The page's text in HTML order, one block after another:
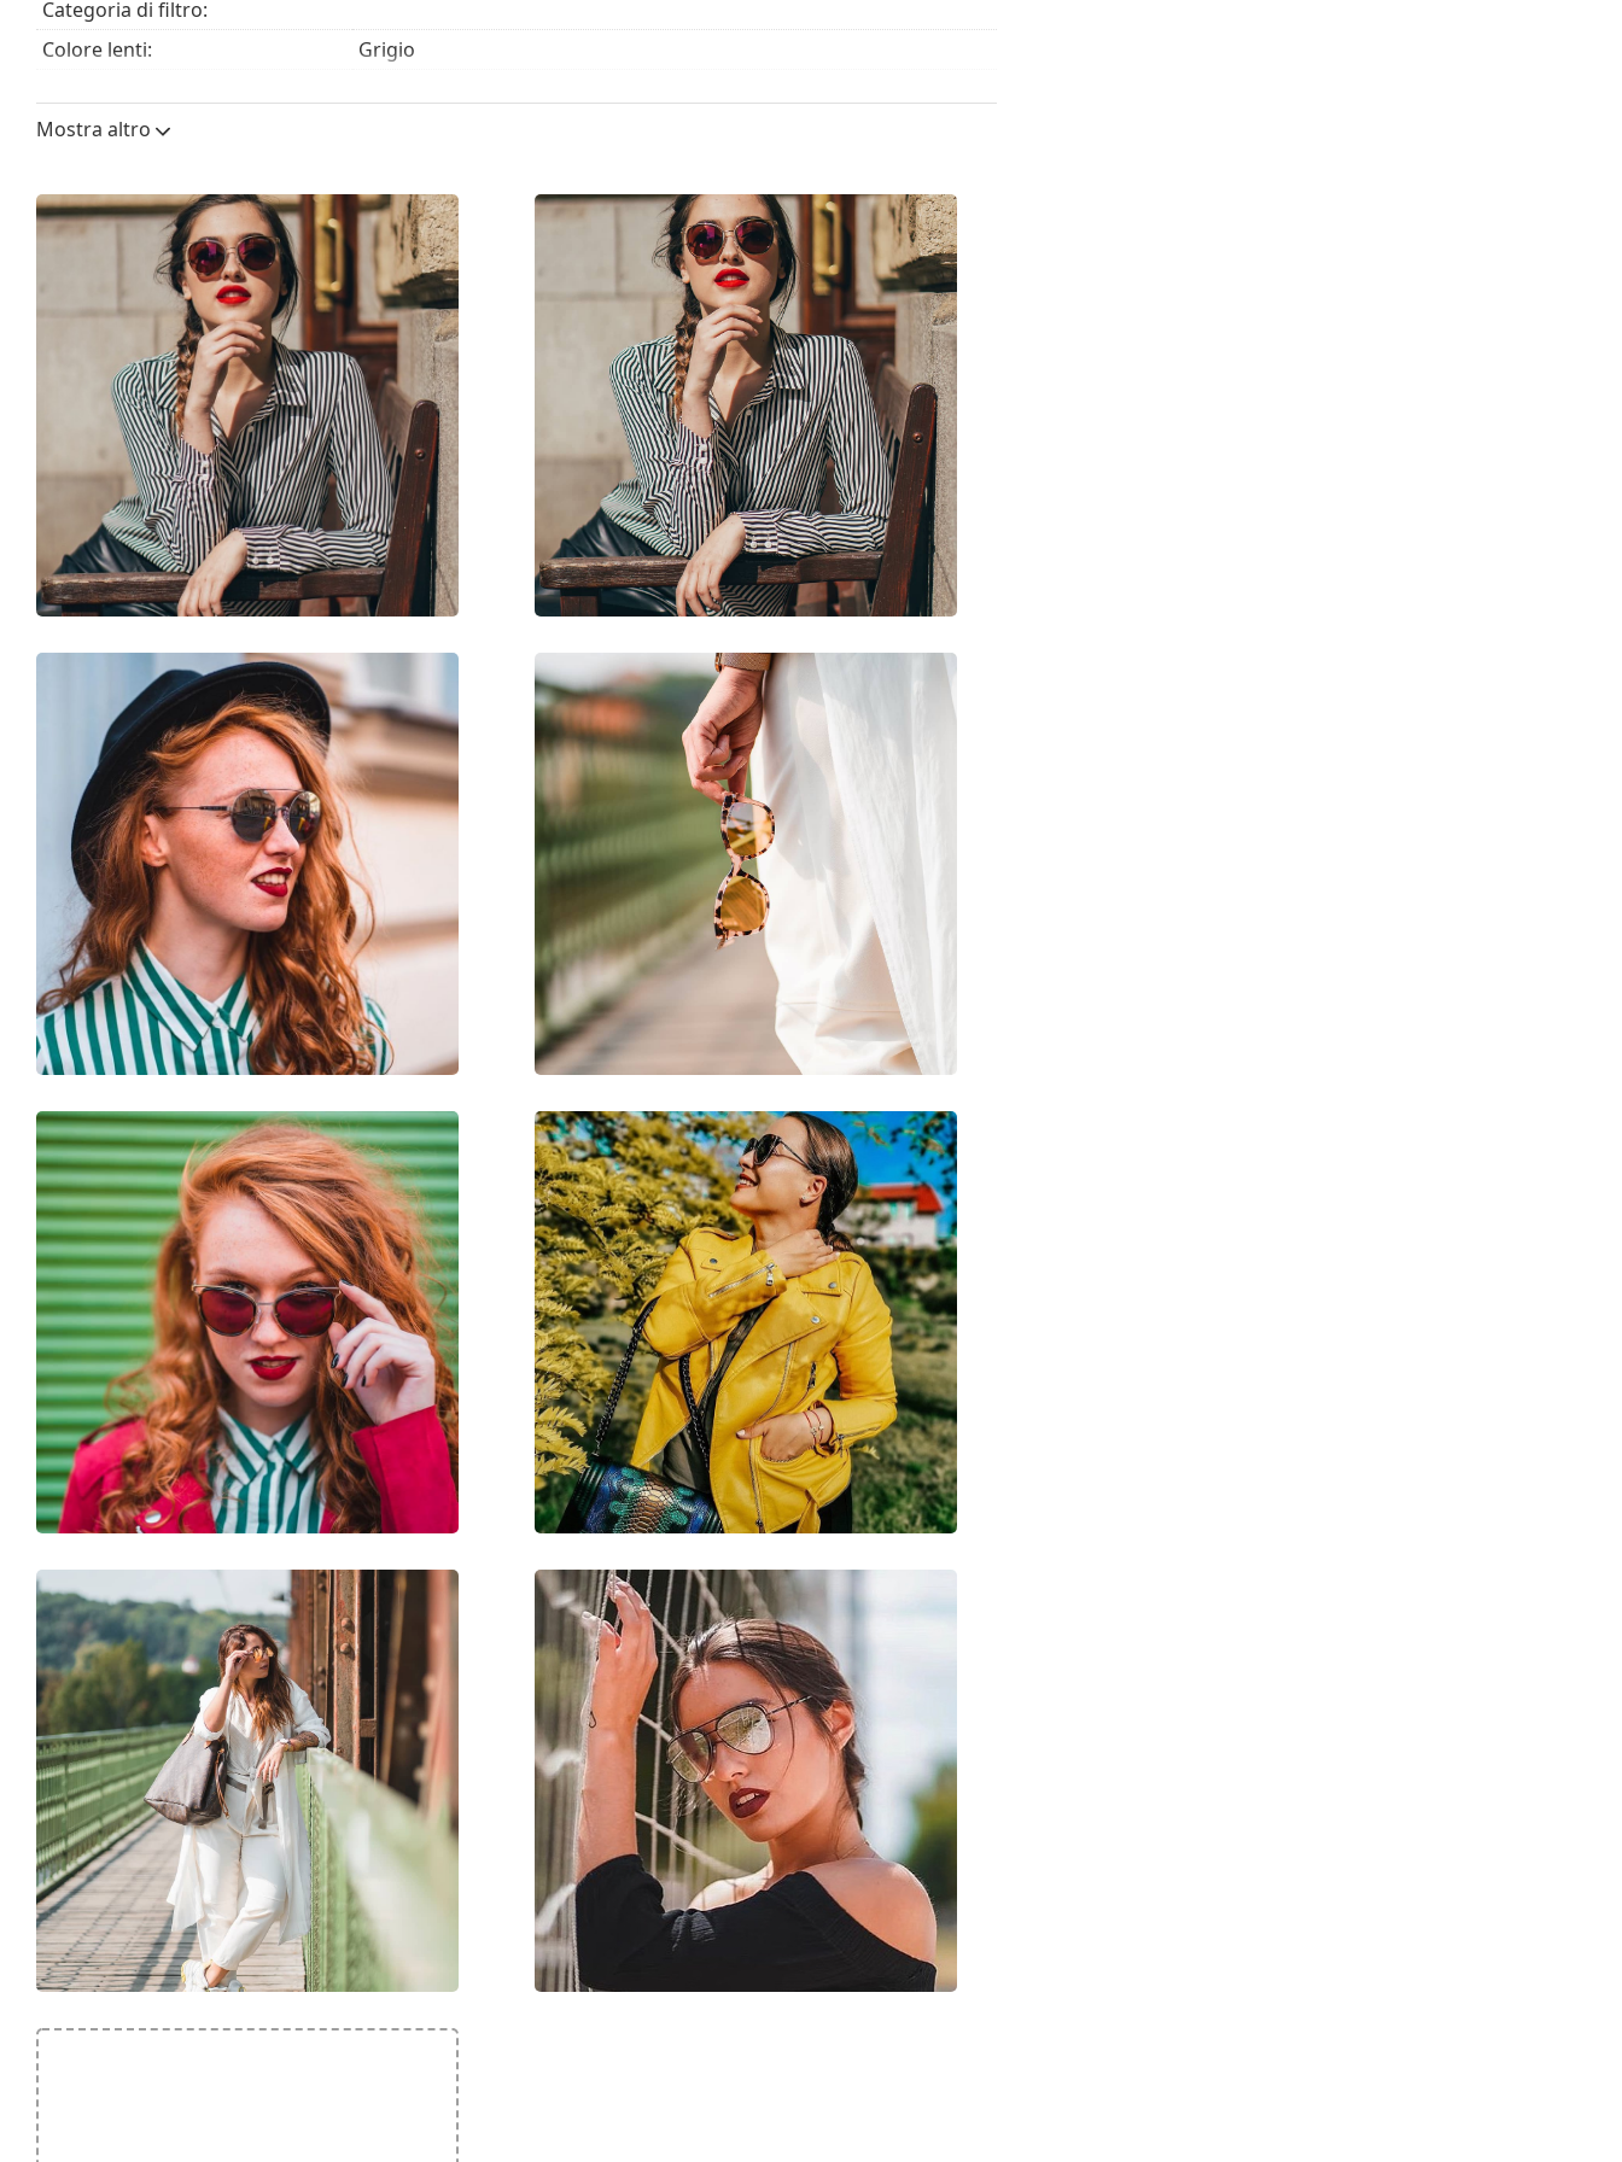
Categoria di filtro:
Colore lenti:
Grigio
Diametro lente (Calibro):
Filtro UV 400:
Sì
Forma montatura:
Rotonda
Colore montatura:
Nero
Materiale montatura:
Plastica
M
Larghezza montatura:
136 mm
Lunghezza asta (Asta):
135 mm
Ponte:
21 mm
Peso:
150 g
Naselli regolabili:
No
Sì
Panno per pulizia:
Sì
Sesso:
Donna
Categorie:
Marca:
Michael Kors
Utilizzo:
Moda
Codice:
MK2023 316311 53
Mostra altro